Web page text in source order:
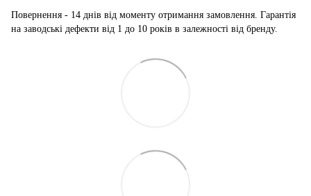
Повернення - 14 днів від моменту отримання замовлення. Гарантія
на заводські дефекти від 1 до 10 років в залежності від бренду.